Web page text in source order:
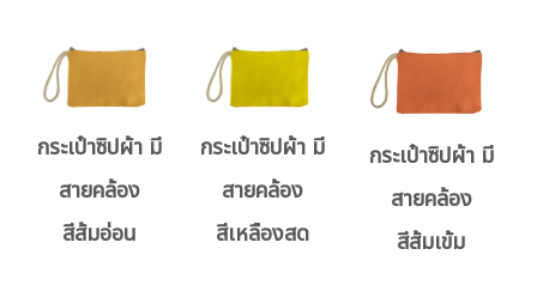
กระเป๋าซิปผ้า มี
สายคล้อง
สีส้มอ่อน
กระเป๋าซิปผ้า มี
สายคล้อง
สีเหลืองสด
กระเป๋าซิปผ้า มี
สายคล้อง
สีส้มเข้ม